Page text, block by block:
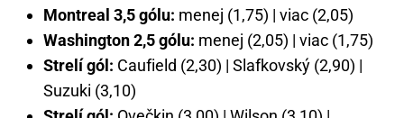
Montreal 3,5 gólu: menej (1,75) | viac (2,05)
Washington 2,5 gólu: menej (2,05) | viac (1,75)
Strelí gól: Caufield (2,30) | Slafkovský (2,90) |
Suzuki (3,10)